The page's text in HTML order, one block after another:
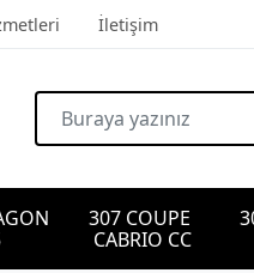
İletişim
307 COUPE
CABRIO CC